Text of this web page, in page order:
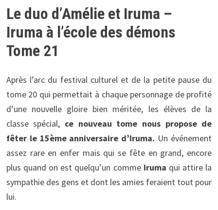
Le duo d’Amélie et Iruma –
Iruma à l’école des démons
Tome 21
Après l’arc du festival culturel et de la petite pause du
tome 20 qui permettait à chaque personnage de profité
d’une nouvelle gloire bien méritée, les élèves de la
classe spécial, ce nouveau tome nous propose de
fêter le 15ème anniversaire d’Iruma. Un événement
assez rare en enfer mais qui se fête en grand, encore
plus quand on est quelqu’un comme Iruma qui attire la
sympathie des gens et dont les amies feraient tout pour
lui.